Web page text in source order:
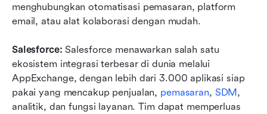
menghubungkan otomatisasi pemasaran, platform
email, atau alat kolaborasi dengan mudah.
Salesforce: Salesforce menawarkan salah satu
ekosistem integrasi terbesar di dunia melalui
AppExchange, dengan lebih dari 3.000 aplikasi siap
pakai yang mencakup penjualan, pemasaran, SDM,
analitik, dan fungsi layanan. Tim dapat memperluas